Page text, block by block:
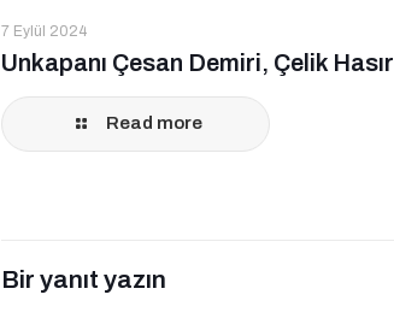
7 Eylül 2024
Unkapanı Çesan Demiri, Çelik Hasır
Read more
Bir yanıt yazın